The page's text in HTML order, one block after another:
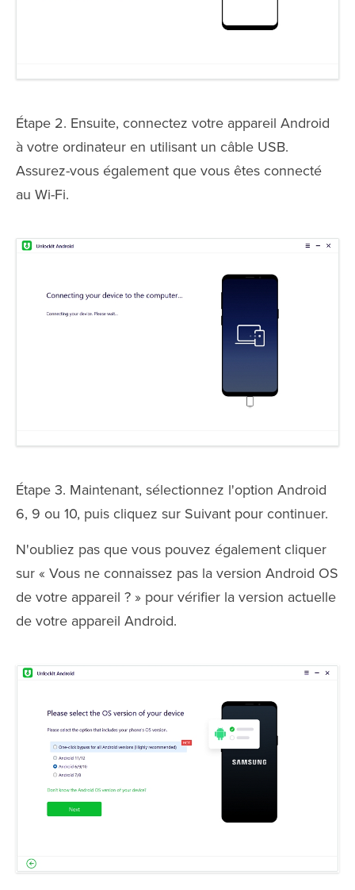
Étape 2. Ensuite, connectez votre appareil Android
à votre ordinateur en utilisant un câble USB.
Assurez-vous également que vous êtes connecté
au Wi-Fi.
Étape 3. Maintenant, sélectionnez l'option Android
6, 9 ou 10, puis cliquez sur Suivant pour continuer.
N'oubliez pas que vous pouvez également cliquer
sur « Vous ne connaissez pas la version Android OS
de votre appareil ? » pour vérifier la version actuelle
de votre appareil Android.